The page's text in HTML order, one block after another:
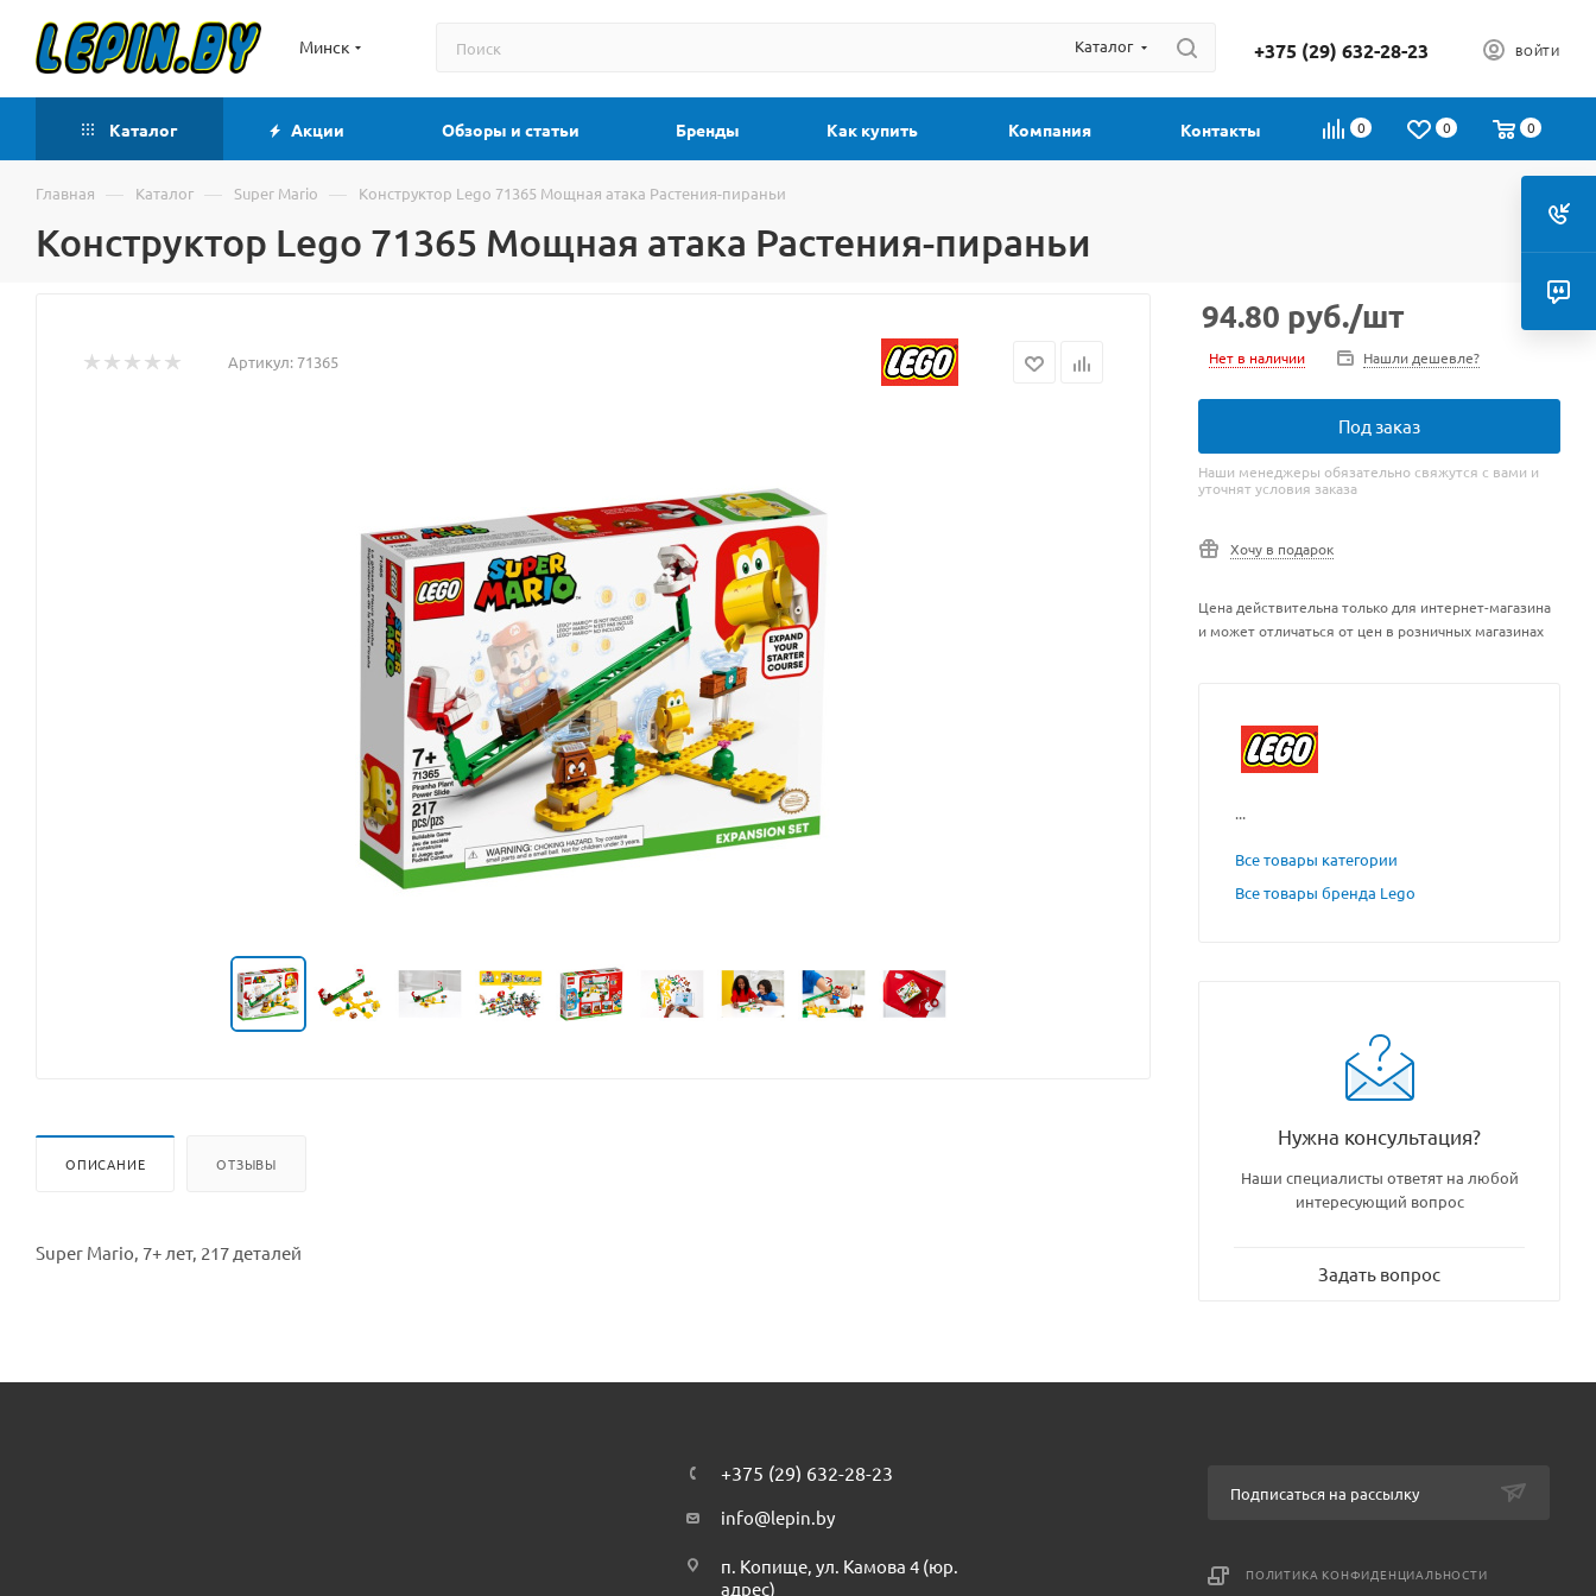
Минск Каталог +375 (29) 632-28-23 ВОЙТИ
0 0 0
Каталог Акции Обзоры и статьи Бренды Как купить Компания Контакты
Главная — Каталог — Super Mario — Конструктор Lego 71365 Мощная атака Растения-пираньи
Конструктор Lego 71365 Мощная атака Растения-пираньи
Артикул: 71365
ОПИСАНИЕ ОТЗЫВЫ
Super Mario, 7+ лет, 217 деталей
94.80 руб./шт
Нет в наличии Нашли дешевле?
Под заказ
Наши менеджеры обязательно свяжутся с вами и
уточнят условия заказа
Хочу в подарок
Цена действительна только для интернет-магазина
и может отличаться от цен в розничных магазинах
...
Все товары категории
Все товары бренда Lego
Нужна консультация?
Наши специалисты ответят на любой
интересующий вопрос
Задать вопрос
+375 (29) 632-28-23
info@lepin.by
п. Копище, ул. Камова 4 (юр.
адрес)
Подписаться на рассылку
ПОЛИТИКА КОНФИДЕНЦИАЛЬНОСТИ